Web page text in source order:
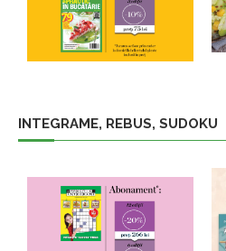
INTEGRAME, REBUS, SUDOKU